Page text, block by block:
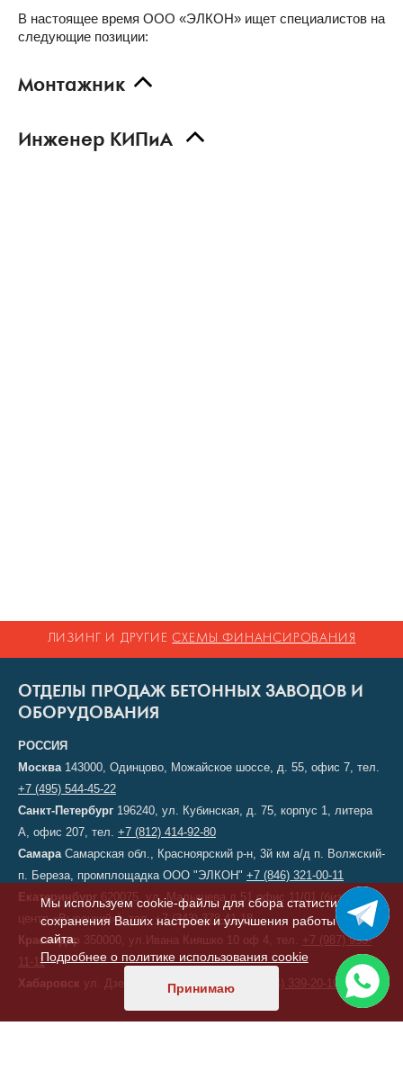
В настоящее время ООО «ЭЛКОН» ищет специалистов на
следующие позиции:
Монтажник
Инженер КИПиА
ЛИЗИНГ И ДРУГИЕ СХЕМЫ ФИНАНСИРОВАНИЯ
ОТДЕЛЫ ПРОДАЖ БЕТОННЫХ ЗАВОДОВ И
ОБОРУДОВАНИЯ
РОССИЯ
Москва143000, Одинцово, Можайское шоссе, д. 55, офис 7, тел.
+7 (495) 544-45-22
Санкт-Петербург 196240, ул. Кубинская, д. 75, корпус 1, литера
А, офис 207, тел. +7 (812) 414-92-80
СамараСамарская обл., Красноярский р-н, 3й км а/д п. Волжский-
п. Береза, промплощадка ООО "ЭЛКОН" +7 (846) 321-00-11
Екатеринбург 620075, ул. Малышева д.51 офис 11/01 (бизнес-
центр «Высоцкий»), тел. +7 (343) 378-41-18
Краснодар 350000, ул.Ивана Кияшко 10 оф 4, тел. +7 (987) 950-
11-11
Хабаровск ул. Дзержинского, д. 6, тел. +7 (914) 339-20-10
Мы используем cookie-файлы для сбора статистики,
сохранения Ваших настроек и улучшения работы
сайта.
Подробнее о политике использования cookie
Принимаю